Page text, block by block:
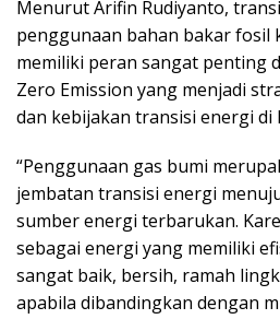
Menurut Arifin Rudiyanto,
penggunaan bahan bakar fosil
memiliki peran sangat penting
Zero Emission yang menjadi
dan kebijakan transisi energi di
“Penggunaan gas bumi
jembatan transisi energi
sumber energi terbarukan.
sebagai energi yang memiliki
sangat baik, bersih, ramah
apabila dibandingkan dengan